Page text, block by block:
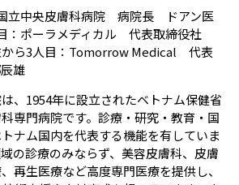
立中央皮膚科病院 病院長 ドアン医
：ポーラメディカル 代表取締役社
ら3人目：Tomorrow Medical 代表
雄
、1954年に設立されたベトナム保健省
専門病院です。診療・研究・教育・国
ナム国内を代表する機能を有していま
の診療のみならず、美容皮膚科、皮膚
再生医療など高度専門医療を提供し、